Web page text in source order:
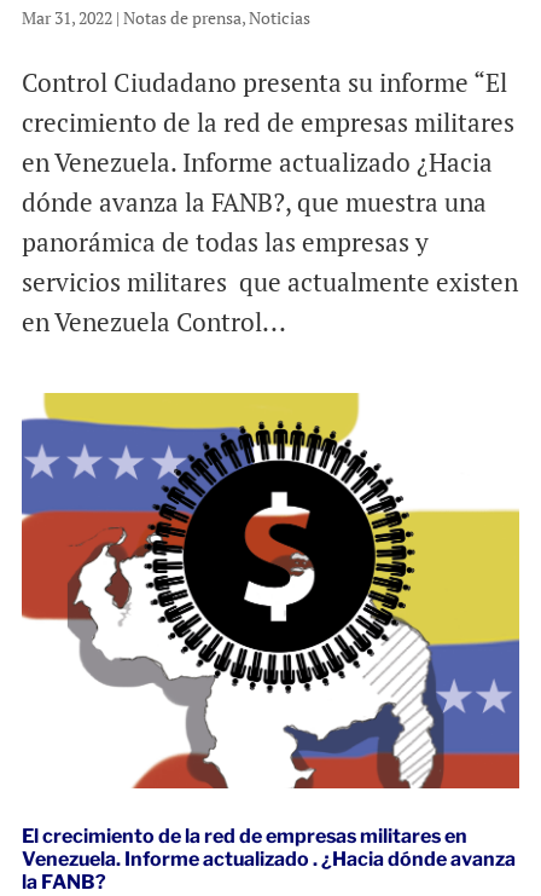
Mar 31, 2022| Notas de prensa,Noticias
Control Ciudadano presenta su informe “El
crecimiento de la red de empresas militares
en Venezuela. Informe actualizado ¿Hacia
dónde avanza la FANB?, que muestra una
panorámica de todas las empresas y
servicios militares que actualmente existen
en Venezuela Control...
El crecimiento de la red de empresas militares en
Venezuela. Informe actualizado . ¿Hacia dónde avanza
la FANB?